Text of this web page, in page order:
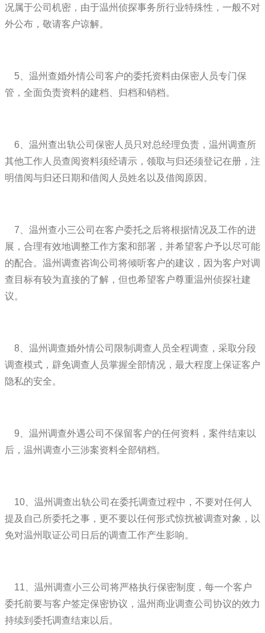
况属于公司机密，由于温州侦探事务所行业特殊性，一般不对
外公布，敬请客户谅解。
5、温州查婚外情公司客户的委托资料由保密人员专门保
管，全面负责资料的建档、归档和销档。
6、温州查出轨公司保密人员只对总经理负责，温州调查所
其他工作人员查阅资料须经请示，领取与归还须登记在册，注
明借阅与归还日期和借阅人员姓名以及借阅原因。
7、温州查小三公司在客户委托之后将根据情况及工作的进
展，合理有效地调整工作方案和部署，并希望客户予以尽可能
的配合。温州调查咨询公司将倾听客户的建议，因为客户对调
查目标有较为直接的了解，但也希望客户尊重温州侦探社建
议。
8、温州调查婚外情公司限制调查人员全程调查，采取分段
调查模式，辟免调查人员掌握全部情况，最大程度上保证客户
隐私的安全。
9、温州调查外遇公司不保留客户的任何资料，案件结束以
后，温州调查小三涉案资料全部销档。
10、温州调查出轨公司在委托调查过程中，不要对任何人
提及自己所委托之事，更不要以任何形式惊扰被调查对象，以
免对温州取证公司日后的调查工作产生影响。
11、温州调查小三公司将严格执行保密制度，每一个客户
委托前要与客户签定保密协议，温州商业调查公司协议的效力
持续到委托调查结束以后。